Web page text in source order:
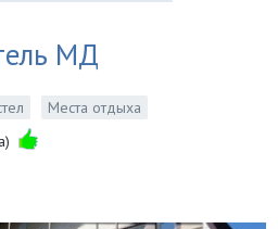
МД
Места отдыха